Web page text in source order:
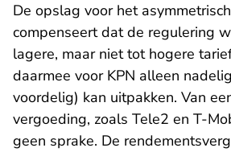
De opslag voor het
compenseert dat de regulering
lagere, maar niet tot hogere
daarmee voor KPN alleen
voordelig) kan uitpakken. Van
vergoeding, zoals Tele2 en T-
geen sprake. De